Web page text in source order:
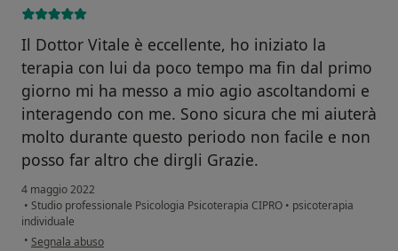
Il Dottor Vitale è eccellente, ho iniziato la
terapia con lui da poco tempo ma fin dal primo
giorno mi ha messo a mio agio ascoltandomi e
interagendo con me. Sono sicura che mi aiuterà
molto durante questo periodo non facile e non
posso far altro che dirgli Grazie.
4 maggio 2022
• Studio professionale Psicologia Psicoterapia CIPRO • psicoterapia
individuale
• secondo l'opinione dell'utente Micol Fabretti
Segnala abuso